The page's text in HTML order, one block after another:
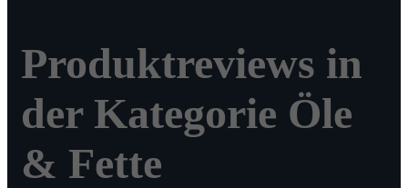
Produktreviews in
der Kategorie Öle
& Fette